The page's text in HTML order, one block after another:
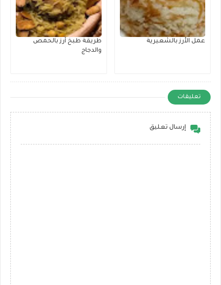
عمل الأرز بالشعيرية
طريقة طبخ أرز بالحمص
والدجاج
تعليقات
إرسال تعليق